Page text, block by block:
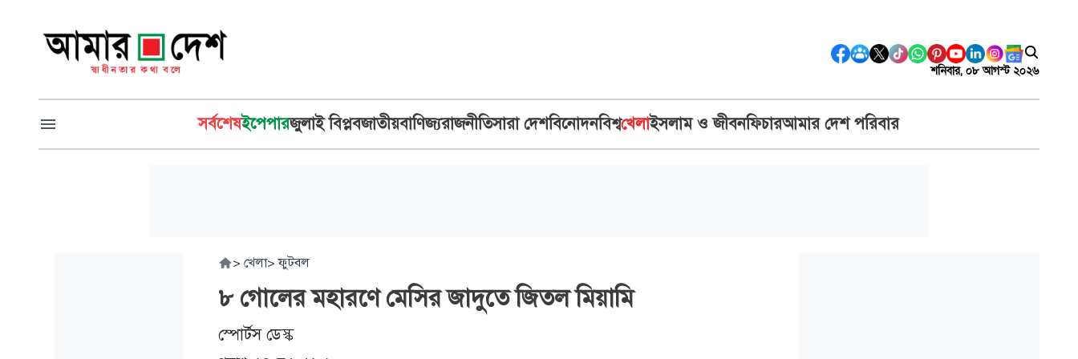
শনিবার, ০৮ আগস্ট ২০২৬
সর্বশেষইপেপারজুলাই বিপ্লবজাতীয়বাণিজ্যরাজনীতিসারা দেশবিনোদনবিশ্বখেলাইসলাম ও জীবনফিচারআমার দেশ পরিবার
> খেলা> ফুটবল
৮ গোলের মহারণে মেসির জাদুতে জিতল মিয়ামি
স্পোর্টস ডেস্ক